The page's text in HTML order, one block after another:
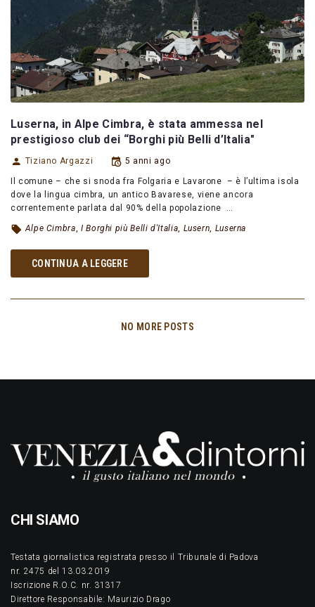
Luserna, in Alpe Cimbra, è stata ammessa nel
prestigioso club dei “Borghi più Belli d’Italia"
Tiziano Argazzi 5 anni ago
Il comune – che si snoda fra Folgaria e Lavarone – è l’ultima isola
dove la lingua cimbra, un antico Bavarese, viene ancora
correntemente parlata dal 90% della popolazione …
Alpe Cimbra, I Borghi più Belli d'Italia, Lusern, Luserna
CONTINUA A LEGGERE
NO MORE POSTS
CHI SIAMO
Testata giornalistica registrata presso il Tribunale di Padova
nr. 2475 del 13.03.2019
Iscrizione R.O.C. nr. 31317
Direttore Responsabile: Maurizio Drago